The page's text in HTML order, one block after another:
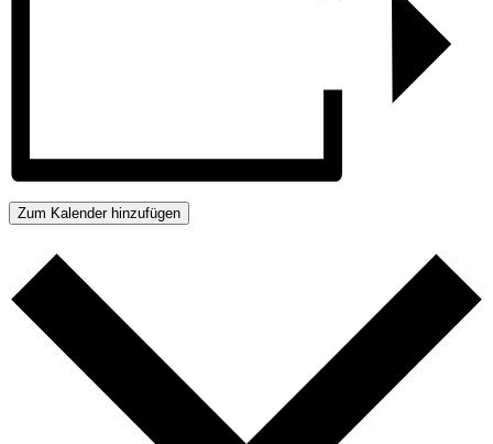
Zum Kalender hinzufügen